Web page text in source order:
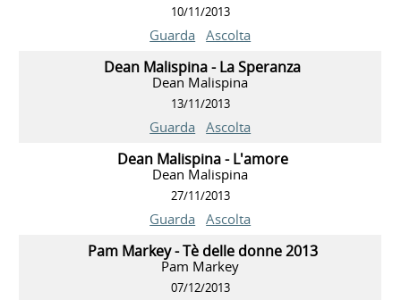
10/11/2013
Guarda Ascolta
Dean Malispina - La Speranza
Dean Malispina
13/11/2013
Guarda Ascolta
Dean Malispina - L'amore
Dean Malispina
27/11/2013
Guarda Ascolta
Pam Markey - Tè delle donne 2013
Pam Markey
07/12/2013